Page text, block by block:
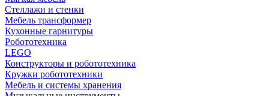
Стеллажи и стенки
Мебель трансформер
Кухонные гарнитуры
Робототехника
LEGO
Конструкторы и робототехника
Кружки робототехники
Мебель и системы хранения